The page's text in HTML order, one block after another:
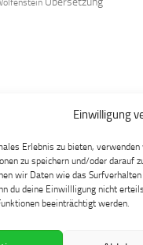
Einwilligung
Erlebnis zu bieten,
zu speichern und/oder darauf
wir Daten wie das
du deine Einwillligung nicht
beeinträchtigt werden.